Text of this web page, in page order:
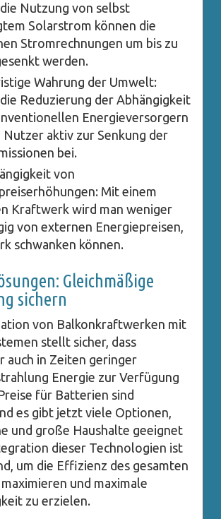
Nutzung von selbst
Solarstrom können die
Stromrechnungen um bis zu
werden.
Wahrung der Umwelt:
Reduzierung der Abhängigkeit
Energieversorgern
Nutzer aktiv zur Senkung der
bei.
von
Mit einem
Kraftwerk wird man weniger
von externen Energiepreisen,
schwanken können.
Gleichmäßige
sichern
von Balkonkraftwerken mit
stellt sicher, dass
auch in Zeiten geringer
Energie zur Verfügung
für Batterien sind
es gibt jetzt viele Optionen,
und große Haushalte geeignet
dieser Technologien ist
um die Effizienz des gesamten
und maximale
zu erzielen.